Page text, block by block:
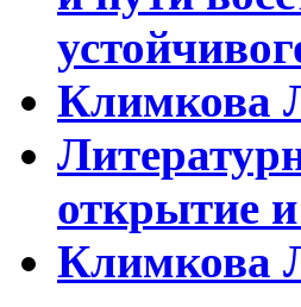
Климкова
открытие
Климкова